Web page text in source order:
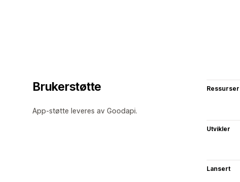
Brukerstøtte
App-støtte leveres av Goodapi.
Ressurser
Utvikler
Lansert